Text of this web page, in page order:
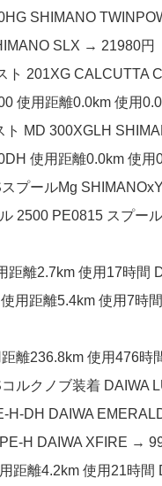
SHIMANO
SLX → 21980円
ト 201XG CALCUTTA
使用距離0.0km 使用
MD 300XGLH
使用距離0.0km 使
プールMg
2500 PE0815 スプ
距離2.7km 使用17時間
用距離5.4km 使用7時
離236.8km 使用476
ルクノブ装着 DAIWA
H-DH DAIWA
H DAIWA XFIRE →
距離4.2km 使用21時